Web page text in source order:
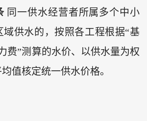
同一供水经营者所属多个中小
域供水的，按照各工程根据“基
费”测算的水价、以供水量为权
值核定统一供水价格。